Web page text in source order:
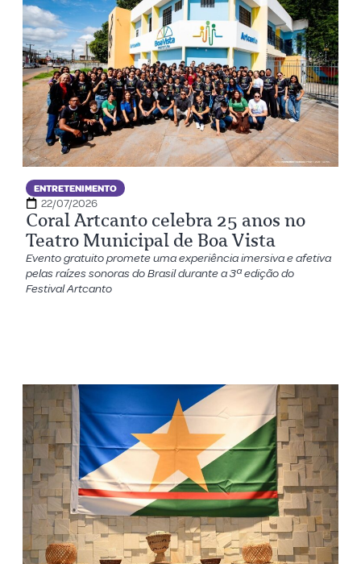
ENTRETENIMENTO
22/07/2026
Coral Artcanto celebra 25 anos no
Teatro Municipal de Boa Vista
Evento gratuito promete uma experiência imersiva e afetiva
pelas raízes sonoras do Brasil durante a 3ª edição do
Festival Artcanto